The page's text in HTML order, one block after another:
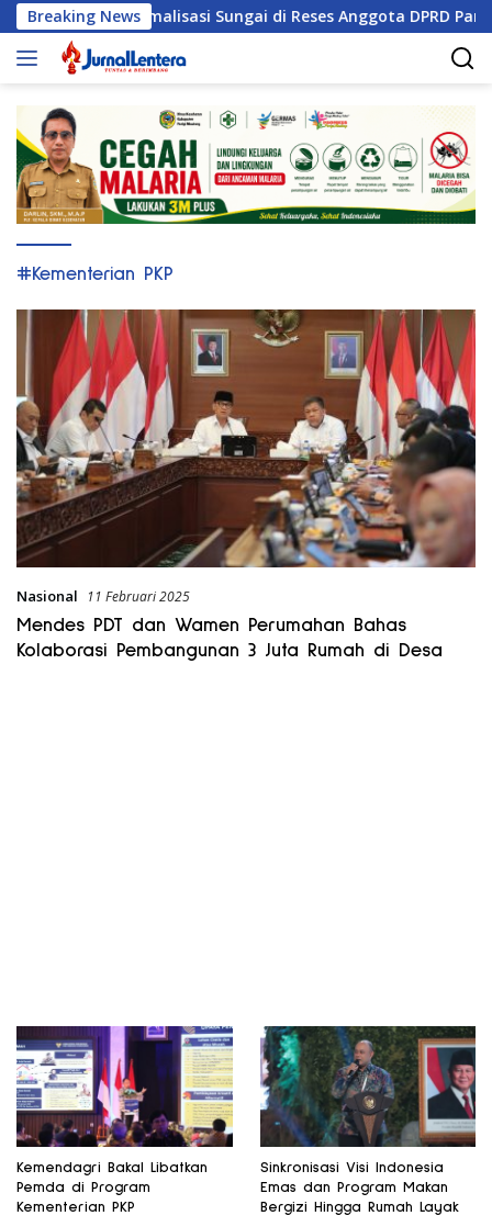
Langsung
ke
konten
Breaking News
Tuntut Normalisasi Sungai di Reses Anggota DPRD Parigi
#Kementerian PKP
Nasional 11 Februari 2025
Mendes PDT dan Wamen Perumahan Bahas
Kolaborasi Pembangunan 3 Juta Rumah di Desa
Kemendagri Bakal Libatkan
Pemda di Program
Kementerian PKP
Sinkronisasi Visi Indonesia
Emas dan Program Makan
Bergizi Hingga Rumah Layak